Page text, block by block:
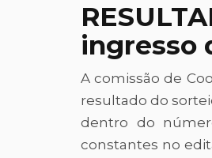
ingresso
A comissão de
resultado do
dentro do
constantes no